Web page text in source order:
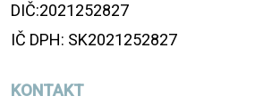
DIČ:2021252827
IČ DPH: SK2021252827
KONTAKT